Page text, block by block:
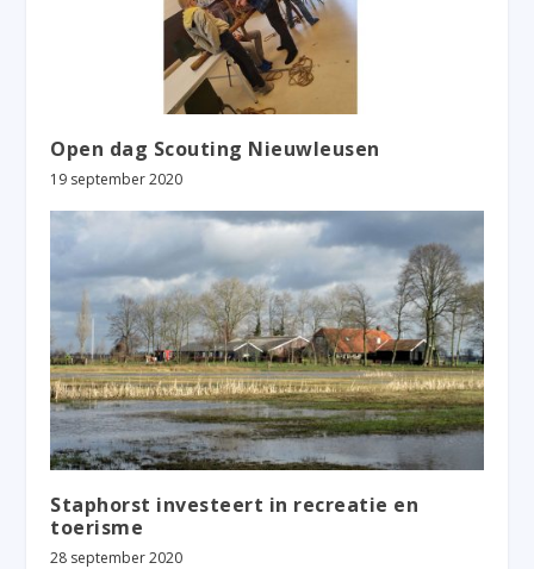
Open dag Scouting Nieuwleusen
19 september 2020
Staphorst investeert in recreatie en
toerisme
28 september 2020